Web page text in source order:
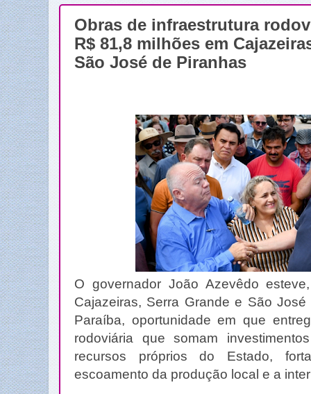
Obras de infraestrutura
R$ 81,8 milhões em
São José de Piranhas
O governador João Azevêdo
Cajazeiras, Serra Grande e São
Paraíba, oportunidade em que
rodoviária que somam
recursos próprios do Estado,
escoamento da produção local e a